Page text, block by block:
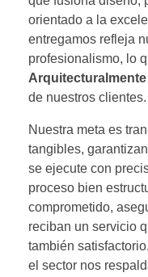
orientado a la
entregamos refleja
profesionalismo, lo
Arquitecturalmente
de nuestros clientes.
Nuestra meta es
tangibles,
se ejecute con
proceso bien
comprometido,
reciban un servicio
también
el sector nos